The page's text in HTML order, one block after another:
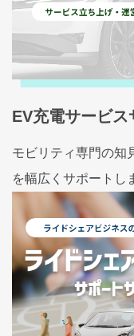
EV充電サービス
モビリティ専門の知
を幅広くサポートし